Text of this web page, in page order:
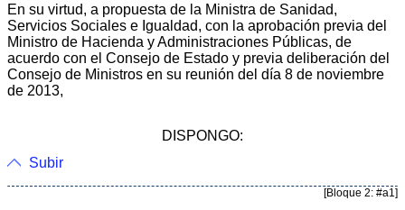
En su virtud, a propuesta de la Ministra de Sanidad,
Servicios Sociales e Igualdad, con la aprobación previa del
Ministro de Hacienda y Administraciones Públicas, de
acuerdo con el Consejo de Estado y previa deliberación del
Consejo de Ministros en su reunión del día 8 de noviembre
de 2013,
DISPONGO:
Subir
[Bloque 2: #a1]